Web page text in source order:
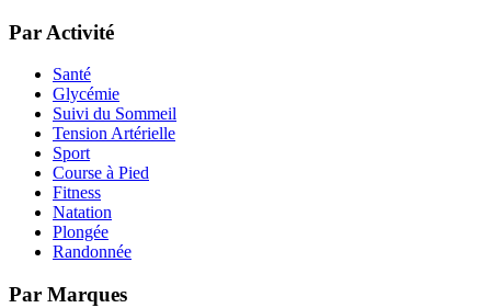
Par Activité
Santé
Glycémie
Suivi du Sommeil
Tension Artérielle
Sport
Course à Pied
Fitness
Natation
Plongée
Randonnée
Par Marques